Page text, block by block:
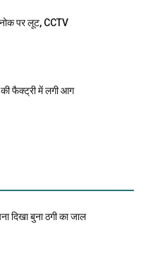
पर लूट, CCTV
फैक्ट्री में लगी आग
दिखा बुना ठगी का जाल